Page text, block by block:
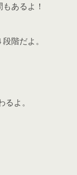
あるよ！
階だよ。
よ。